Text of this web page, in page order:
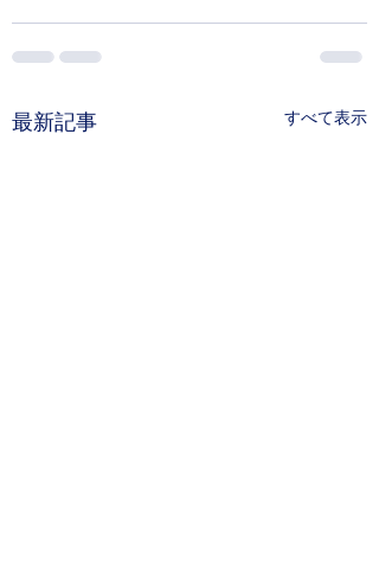
最新記事 すべて表示